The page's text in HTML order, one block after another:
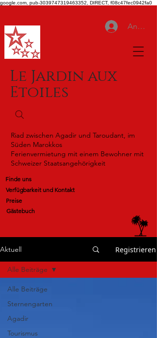
google.com, pub-3039747319463352, DIRECT, f08c47fec0942fa0
Le Jardin aux
Etoiles
Riad zwischen Agadir und Taroudant, im
Süden Marokkos
Ferienvermietung mit einem Bewohner mit
Schweizer Staatsangehörigkeit
Finde uns
Verfügbarkeit und Kontakt
Preise
Gästebuch
Aktuell Registrieren
Alle Beiträge
Sternengarten
Agadir
Tourismus
Alle Beiträge